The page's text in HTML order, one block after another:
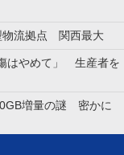
物流拠点 関西最大
はやめて」 生産者を
増量の謎 密かに